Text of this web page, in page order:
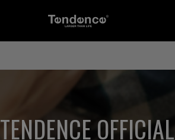
TENDENCE OFFICIAL